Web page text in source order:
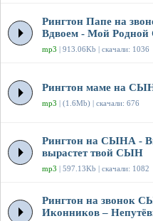
Рингтон Папе на
Вдвоем - Мой
mp3 | 913.06Kb | скачали: 1036
Рингтон маме на
mp3 | (1.6Mb) | скачали: 676
Рингтон на СЫНА -
вырастет твой СЫН
mp3 | 597.13Kb | скачали: 1082
Рингтон на звонок
Иконников –